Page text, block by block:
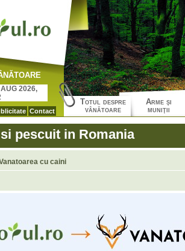
2026,
Contact
Totul despre
vânătoare
Arme şi
muniţii
pescuit in Romania
cu caini